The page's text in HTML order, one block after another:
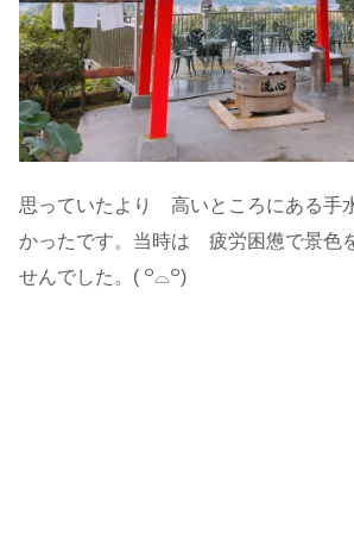
思っていたより 高いところにある手
かったです。当時は 疲労困憊で景色
せんでした。( ꒪⌓꒪)